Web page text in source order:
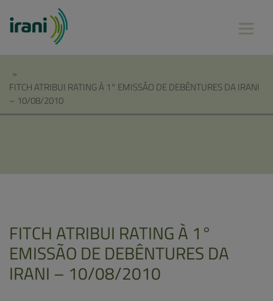
»
FITCH ATRIBUI RATING À 1° EMISSÃO DE DEBÊNTURES DA IRANI
– 10/08/2010
FITCH ATRIBUI RATING À 1°
EMISSÃO DE DEBÊNTURES DA
IRANI – 10/08/2010